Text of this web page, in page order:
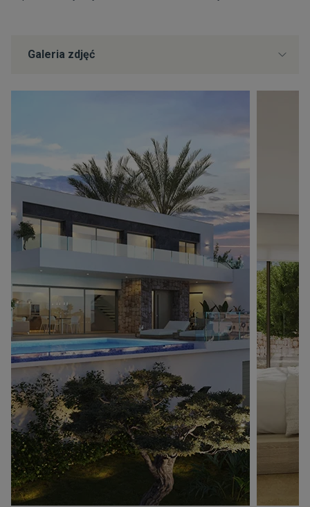
Galeria zdjęć